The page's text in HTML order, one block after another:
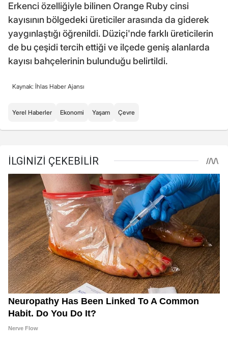
Erkenci özelliğiyle bilinen Orange Ruby cinsi
kayısının bölgedeki üreticiler arasında da giderek
yaygınlaştığı öğrenildi. Düziçi'nde farklı üreticilerin
de bu çeşidi tercih ettiği ve ilçede geniş alanlarda
kayısı bahçelerinin bulunduğu belirtildi.
Kaynak: İhlas Haber Ajansı
Yerel Haberler Ekonomi Yaşam Çevre